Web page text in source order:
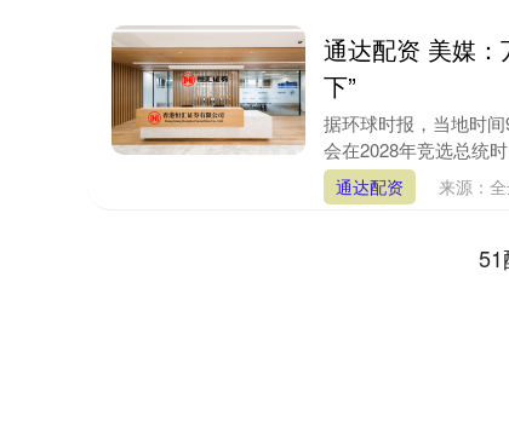
通达配资 美媒：
下”
据环球时报，当地时
会在2028年竞选总统
通达配资 来源：
51